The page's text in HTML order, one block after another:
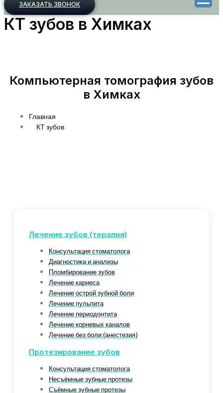
ЗАКАЗАТЬ ЗВОНОК
КТ зубов в Химках
Компьютерная томография зубов
в Химках
Главная
КТ зубов
Лечение зубов (терапия)
Консультация стоматолога
Диагностика и анализы
Пломбирование зубов
Лечение кариеса
Лечение острой зубной боли
Лечение пульпита
Лечение периодонтита
Лечение корневых каналов
Лечение без боли (анестезия)
Протезирование зубов
Консультация стоматолога
Несъёмные зубные протезы
Съёмные зубные протезы